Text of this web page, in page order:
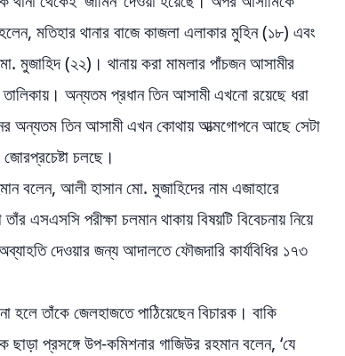
মতিহার থানার বাজে কাজলা এলাকার মুহিন (১৮) এবং
মুজাহিদ (২২)। থানায় করা মামলার পাঁচজন আসামীর
অন্যতম প্রধান তিন আসামী এখনো রয়েছে ধরা
অন্যতম তিন আসামী এখন কোথায় আত্মগোপনে আছে সেটা
জোরপ্রচেষ্টা চলছে।
বলেন, আলী হাসান মো. মুজাহিদের নাম এজাহারে
এসএসসি পরীক্ষা চলমান থাকায় বিষয়টি বিবেচনায় নিয়ে
দেওয়ার জন্য আদালতে ফৌজদারি কার্যবিধির ১৭৩
তাঁকে জেলহাজতে পাঠিয়েছেন বিচারক। বাকি
প্রসঙ্গে উপ-কমিশনার গাজিউর রহমান বলেন, ‘যে